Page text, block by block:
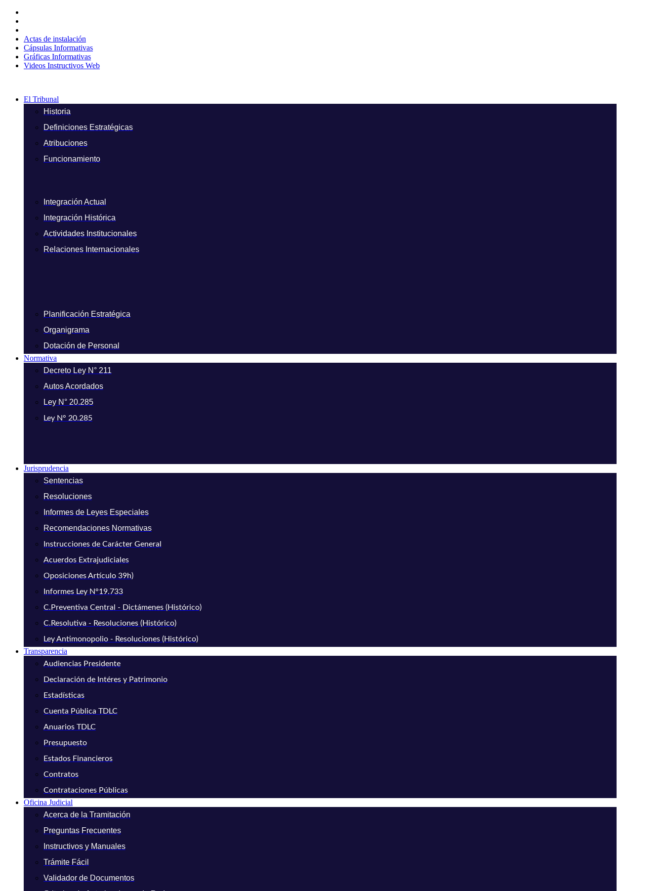
contenido
Actas de instalación
Cápsulas Informativas
Gráficas Informativas
Videos Instructivos Web
El Tribunal
Historia
Definiciones Estratégicas
Atribuciones
Funcionamiento
Integración Actual
Integración Histórica
Actividades Institucionales
Relaciones Internacionales
Planificación Estratégica
Organigrama
Dotación de Personal
Normativa
Decreto Ley N° 211
Autos Acordados
Ley N° 20.285
Ley N° 20.285
Jurisprudencia
Sentencias
Resoluciones
Informes de Leyes Especiales
Recomendaciones Normativas
Instrucciones de Carácter General
Acuerdos Extrajudiciales
Oposiciones Artículo 39h)
Informes Ley N°19.733
C.Preventiva Central - Dictámenes (Histórico)
C.Resolutiva - Resoluciones (Histórico)
Ley Antimonopolio - Resoluciones (Histórico)
Transparencia
Audiencias Presidente
Declaración de Intéres y Patrimonio
Estadísticas
Cuenta Pública TDLC
Anuarios TDLC
Presupuesto
Estados Financieros
Contratos
Contrataciones Públicas
Oficina Judicial
Acerca de la Tramitación
Preguntas Frecuentes
Instructivos y Manuales
Trámite Fácil
Validador de Documentos